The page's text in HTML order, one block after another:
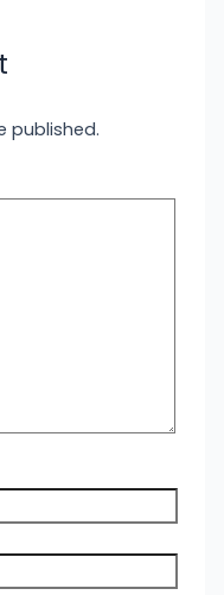
published.